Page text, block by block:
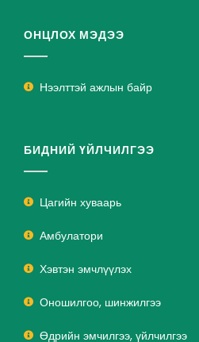
ОНЦЛОХ МЭДЭЭ
Нээлттэй ажлын байр
БИДНИЙ ҮЙЛЧИЛГЭЭ
Цагийн хуваарь
Амбулатори
Хэвтэн эмчлүүлэх
Оношилгоо, шинжилгээ
Өдрийн эмчилгээ, үйлчилгээ